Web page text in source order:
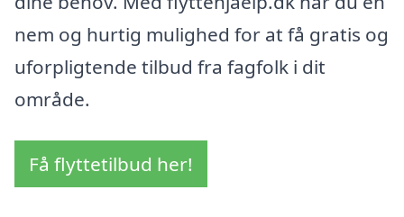
nem og hurtig mulighed for at få gratis og
uforpligtende tilbud fra fagfolk i dit
område.
Få flyttetilbud her!